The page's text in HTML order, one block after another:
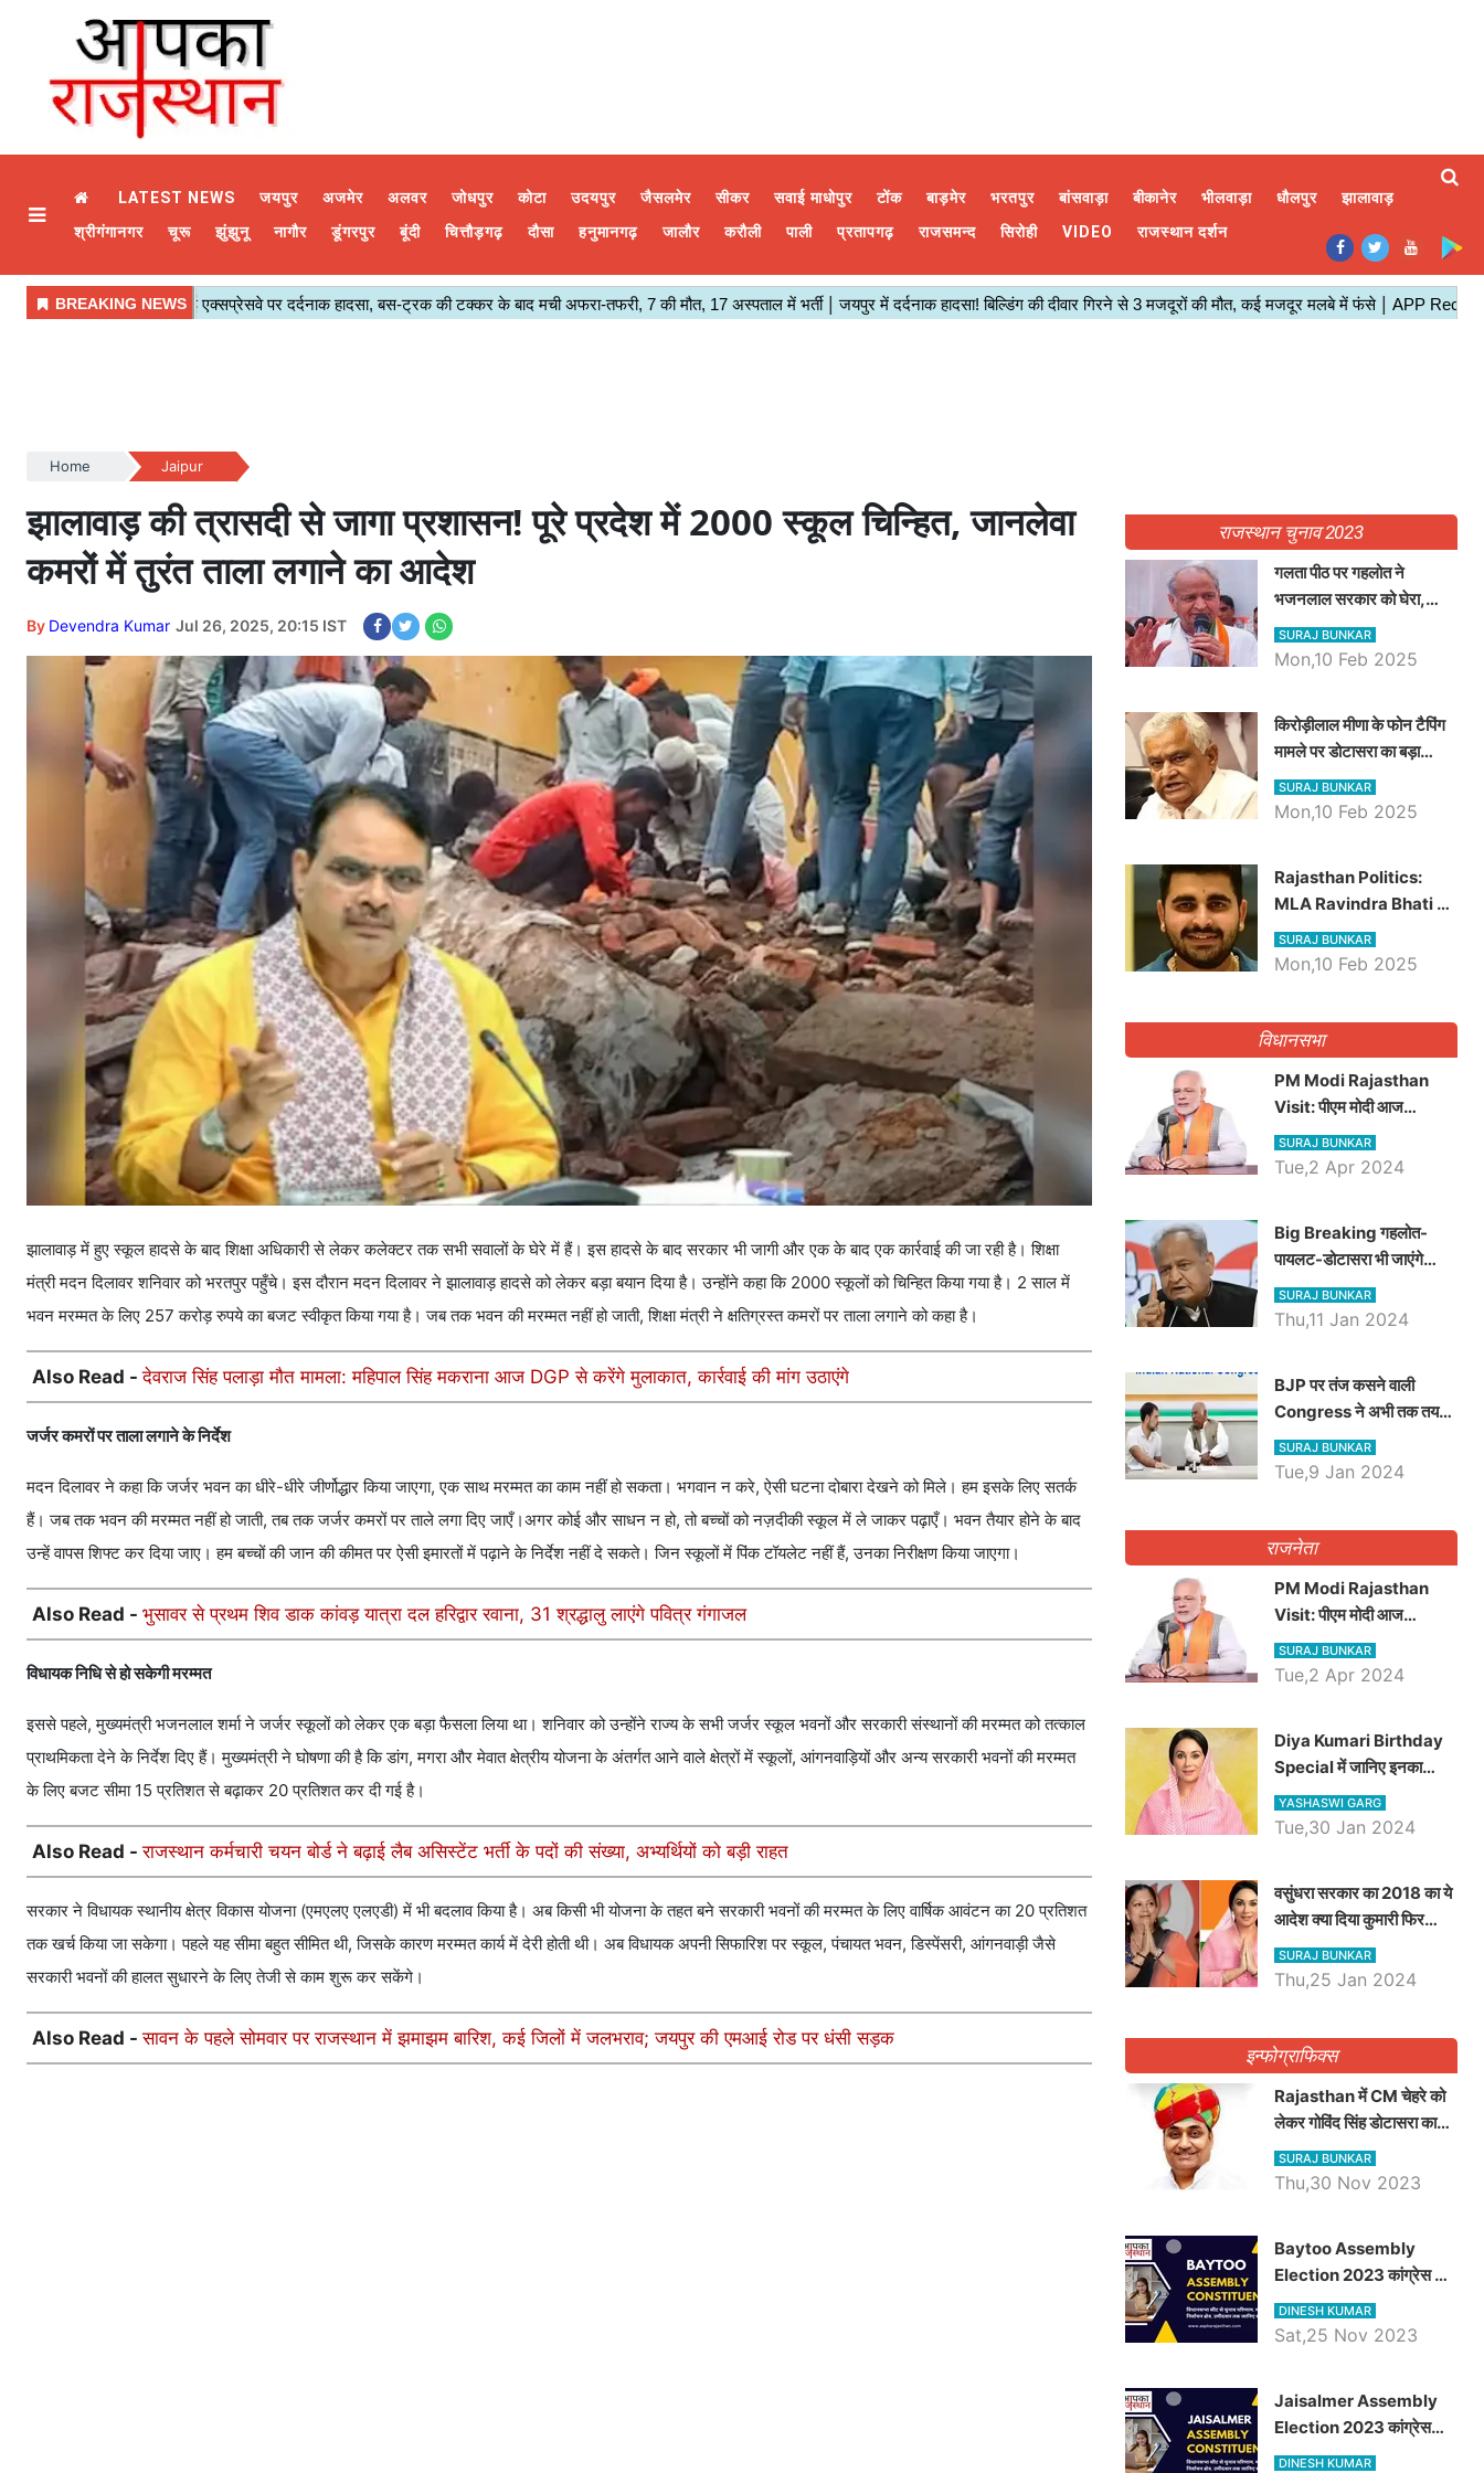
LATEST NEWS जयपुर अजमेर अलवर जोधपुर कोटा उदयपुर जैसलमेर सीकर सवाई माधोपुर टोंक बाड़मेर भरतपुर बांसवाड़ा बीकानेर भीलवाड़ा धौलपुर
झालावाड़
श्रीगंगानगर
चूरू झुंझुनू नागौर डूंगरपुर बूंदी चित्तौड़गढ़ दौसा हनुमानगढ़ जालौर करौली पाली प्रतापगढ़ राजसमन्द सिरोही VIDEO राजस्थान दर्शन
Home Jaipur
झालावाड़ की त्रासदी से जागा प्रशासन! पूरे प्रदेश में 2000 स्कूल चिन्हित, जानलेवा
कमरों में तुरंत ताला लगाने का आदेश
By Devendra Kumar Jul 26, 2025, 20:15 IST
झालावाड़ में हुए स्कूल हादसे के बाद शिक्षा अधिकारी से लेकर कलेक्टर तक सभी सवालों के घेरे में हैं। इस हादसे के बाद सरकार भी जागी और एक के बाद एक कार्रवाई की जा रही है। शिक्षा
मंत्री मदन दिलावर शनिवार को भरतपुर पहुँचे। इस दौरान मदन दिलावर ने झालावाड़ हादसे को लेकर बड़ा बयान दिया है। उन्होंने कहा कि 2000 स्कूलों को चिन्हित किया गया है। 2 साल में
भवन मरम्मत के लिए 257 करोड़ रुपये का बजट स्वीकृत किया गया है। जब तक भवन की मरम्मत नहीं हो जाती, शिक्षा मंत्री ने क्षतिग्रस्त कमरों पर ताला लगाने को कहा है।
Also Read -देवराज सिंह पलाड़ा मौत मामला: महिपाल सिंह मकराना आज DGP से करेंगे मुलाकात, कार्रवाई की मांग उठाएंगे
जर्जर कमरों पर ताला लगाने के निर्देश
मदन दिलावर ने कहा कि जर्जर भवन का धीरे-धीरे जीर्णोद्धार किया जाएगा, एक साथ मरम्मत का काम नहीं हो सकता। भगवान न करे, ऐसी घटना दोबारा देखने को मिले। हम इसके लिए सतर्क
हैं। जब तक भवन की मरम्मत नहीं हो जाती, तब तक जर्जर कमरों पर ताले लगा दिए जाएँ।अगर कोई और साधन न हो, तो बच्चों को नज़दीकी स्कूल में ले जाकर पढ़ाएँ। भवन तैयार होने के बाद
उन्हें वापस शिफ्ट कर दिया जाए। हम बच्चों की जान की कीमत पर ऐसी इमारतों में पढ़ाने के निर्देश नहीं दे सकते। जिन स्कूलों में पिंक टॉयलेट नहीं हैं, उनका निरीक्षण किया जाएगा।
Also Read - भुसावर से प्रथम शिव डाक कांवड़ यात्रा दल हरिद्वार रवाना, 31 श्रद्धालु लाएंगे पवित्र गंगाजल
विधायक निधि से हो सकेगी मरम्मत
इससे पहले, मुख्यमंत्री भजनलाल शर्मा ने जर्जर स्कूलों को लेकर एक बड़ा फैसला लिया था। शनिवार को उन्होंने राज्य के सभी जर्जर स्कूल भवनों और सरकारी संस्थानों की मरम्मत को तत्काल
प्राथमिकता देने के निर्देश दिए हैं। मुख्यमंत्री ने घोषणा की है कि डांग, मगरा और मेवात क्षेत्रीय योजना के अंतर्गत आने वाले क्षेत्रों में स्कूलों, आंगनवाड़ियों और अन्य सरकारी भवनों की मरम्मत
के लिए बजट सीमा 15 प्रतिशत से बढ़ाकर 20 प्रतिशत कर दी गई है।
Also Read -राजस्थान कर्मचारी चयन बोर्ड ने बढ़ाई लैब असिस्टेंट भर्ती के पदों की संख्या, अभ्यर्थियों को बड़ी राहत
सरकार ने विधायक स्थानीय क्षेत्र विकास योजना (एमएलए एलएडी) में भी बदलाव किया है। अब किसी भी योजना के तहत बने सरकारी भवनों की मरम्मत के लिए वार्षिक आवंटन का 20 प्रतिशत
तक खर्च किया जा सकेगा। पहले यह सीमा बहुत सीमित थी, जिसके कारण मरम्मत कार्य में देरी होती थी। अब विधायक अपनी सिफारिश पर स्कूल, पंचायत भवन, डिस्पेंसरी, आंगनवाड़ी जैसे
सरकारी भवनों की हालत सुधारने के लिए तेजी से काम शुरू कर सकेंगे।
Also Read -सावन के पहले सोमवार पर राजस्थान में झमाझम बारिश, कई जिलों में जलभराव; जयपुर की एमआई रोड पर धंसी सड़क
राजस्थान चुनाव 2023
गलता पीठ पर गहलोत ने
भजनलाल सरकार को घेरा,
Video में देखें अब तक बड़ी
खबरें
SURAJ BUNKAR
Mon,10 Feb 2025
किरोड़ीलाल मीणा के फोन टैपिंग
मामले पर डोटासरा का बड़ा
आरोप, वीडियो में देखें AZ बड़ी
खबरें
SURAJ BUNKAR
Mon,10 Feb 2025
Rajasthan Politics:
MLA Ravindra Bhati ने
प्रदेश की शिक्षा व्यवस्था पर
उठाए सवाल, Madan
SURAJ BUNKAR
Mon,10 Feb 2025
विधानसभा
PM Modi Rajasthan
Visit: पीएम मोदी आज
राजस्थान में कोटपूतली में करेंगे
विशाल रैली, एक सभा से 8 सीटों
SURAJ BUNKAR
Tue,2 Apr 2024
Big Breaking गहलोत-
पायलट-डोटासरा भी जाएंगे
अयोध्या, करेंगे रामलला के दर्शन
SURAJ BUNKAR
Thu,11 Jan 2024
BJP पर तंज कसने वाली
Congress ने अभी तक तय
नहीं किया नेता प्रतिपक्ष, जानें
कौन होगा दावेदार
SURAJ BUNKAR
Tue,9 Jan 2024
राजनेता
PM Modi Rajasthan
Visit: पीएम मोदी आज
राजस्थान में कोटपूतली में करेंगे
विशाल रैली, एक सभा से 8 सीटों
SURAJ BUNKAR
Tue,2 Apr 2024
Diya Kumari Birthday
Special में जानिए इनका
राजकुमारी से राजस्थान की
डिप्टी सीएम बनने तक का सफर,
YASHASWI GARG
Tue,30 Jan 2024
वसुंधरा सरकार का 2018 का ये
आदेश क्या दिया कुमारी फिर
करेंगी लागू? कांग्रेस सरकार ने
किया था निरस्त
SURAJ BUNKAR
Thu,25 Jan 2024
इन्फोग्राफिक्स
Rajasthan में CM चेहरे को
लेकर गोविंद सिंह डोटासरा का
बड़ा बयान आया सामने, जानें
विचार
SURAJ BUNKAR
Thu,30 Nov 2023
Baytoo Assembly
Election 2023 कांग्रेस से
हरीश चौधरी तो बालाराम मुंड होंगे
भाजपा उम्मीदवार, जानिये बायतू
DINESH KUMAR
Sat,25 Nov 2023
​​​​​​​Jaisalmer Assembly
Election 2023 कांग्रेस
रूपा राम मेघवाल तो छोटु सिंह
DINESH KUMAR